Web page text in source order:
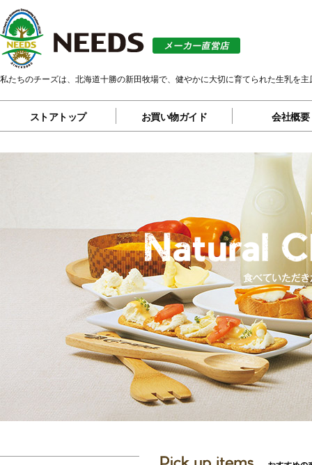
私たちのチーズは、北海道十勝の新田牧場で、健やかに大切に育てられた生乳を
ストアトップ お買い物ガイド 会社概要